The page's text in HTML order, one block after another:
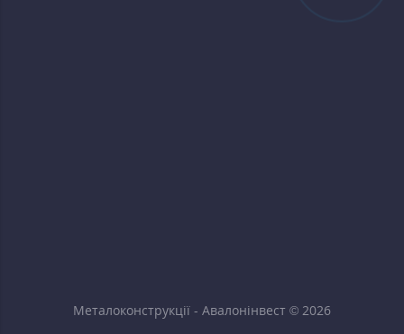
Металоконструкції - Авалонінвест © 2026